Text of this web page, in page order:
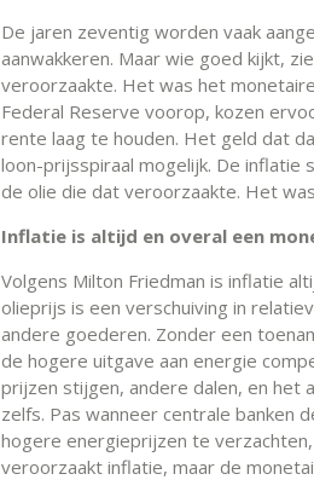
De jaren zeventig worden vaak
aanwakkeren. Maar wie goed kijkt,
veroorzaakte. Het was het
Federal Reserve voorop, kozen
rente laag te houden. Het geld dat
loon-prijsspiraal mogelijk. De
de olie die dat veroorzaakte. Het
Inflatie is altijd en overal een
Volgens Milton Friedman is inflatie
olieprijs is een verschuiving in
andere goederen. Zonder een
de hogere uitgave aan energie
prijzen stijgen, andere dalen, en het
zelfs. Pas wanneer centrale banken
hogere energieprijzen te
veroorzaakt inflatie, maar de